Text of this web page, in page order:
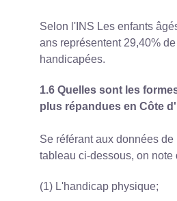
Selon l'INS Les enfants
ans représentent 29,40%
handicapées.
1.6 Quelles sont les
plus répandues en Côte
Se référant aux données
tableau ci-dessous, on note
(1) L'handicap physique;